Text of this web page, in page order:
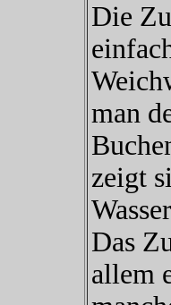
Die
man
zeigt
Das
allem